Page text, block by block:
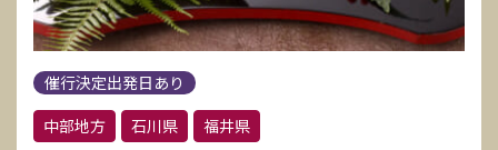
催行決定出発日あり
中部地方
石川県 福井県